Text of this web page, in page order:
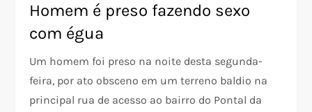
Homem é preso fazendo sexo
com égua
Um homem foi preso na noite desta segunda-
feira, por ato obsceno em um terreno baldio na
principal rua de acesso ao bairro do Pontal da